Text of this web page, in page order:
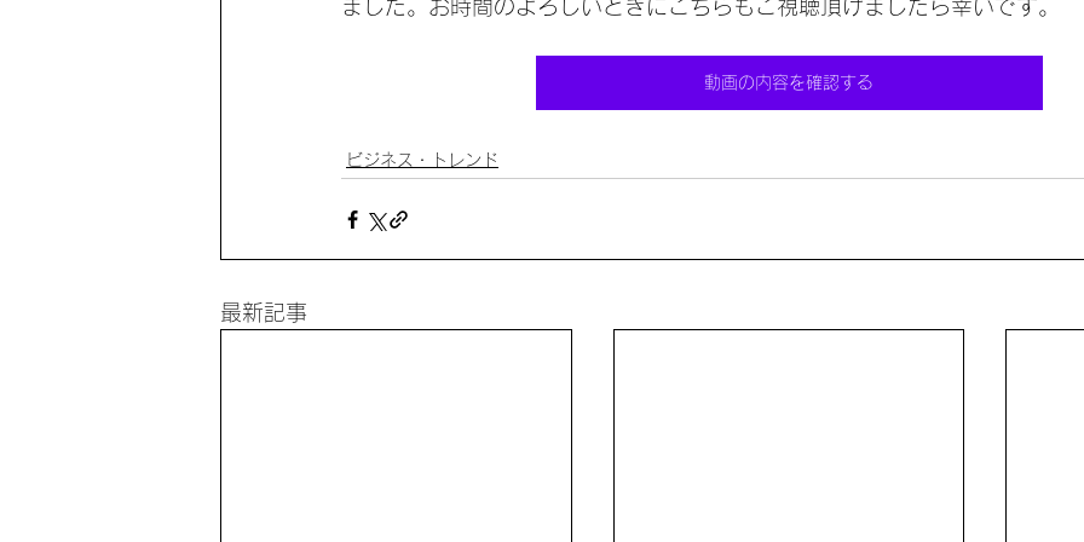
ました。お時間のよろしいときにこちらもご視聴頂けましたら幸いです。
動画の内容を確認する
ビジネス・トレンド
最新記事